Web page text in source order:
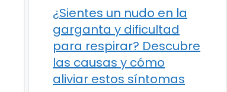
¿Sientes un nudo en la
garganta y dificultad
para respirar? Descubre
las causas y cómo
aliviar estos síntomas